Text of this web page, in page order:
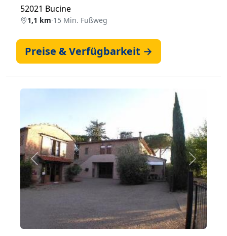
52021 Bucine
1,1 km·15 Min. Fußweg
Preise & Verfügbarkeit →
Zurück Weiter